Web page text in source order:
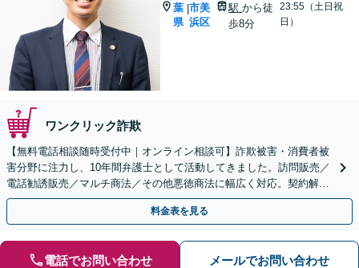
葉
県
|市美
浜区
駅から徒
歩8分
23:55（土日祝
日）
ワンクリック詐欺
【無料電話相談随時受付中｜オンライン相談可】詐欺被害・消費者被
害分野に注力し、10年間弁護士として活動してきました。訪問販売／
電話勧誘販売／マルチ商法／その他悪徳商法に幅広く対応。契約解
除、返金、回収に尽力します。
料金表を見る
電話でお問い合わせ メールでお問い合わせ